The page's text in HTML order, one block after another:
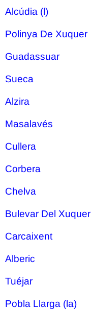
Alcúdia (l)
Polinya De Xuquer
Guadassuar
Sueca
Alzira
Masalavés
Cullera
Corbera
Chelva
Bulevar Del Xuquer
Carcaixent
Alberic
Tuéjar
Pobla Llarga (la)